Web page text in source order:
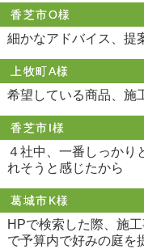
香芝市O様
細かなアドバイス、提
上牧町A様
希望している商品、施
香芝市I様
４社中、一番しっかり
れそうと感じたから
葛城市K様
HPで検索した際、施
で予算内で好みの庭を